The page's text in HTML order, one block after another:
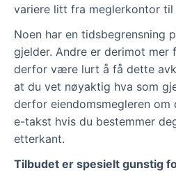
variere litt fra meglerkontor til
Noen har en tidsbegrensning
gjelder. Andre er derimot mer
derfor være lurt å få dette
at du vet nøyaktig hva som
derfor eiendomsmegleren
e-takst hvis du bestemmer
etterkant.
Tilbudet er spesielt gunstig